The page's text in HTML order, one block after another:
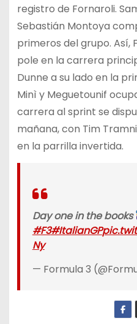
registro de Fornaroli.
Sebastián Montoya
primeros del grupo. Así,
pole en la carrera
Dunne a su lado en la
Minì y Meguetounif
carrera al sprint se
mañana, con Tim
en la parrilla invertida.
Day one in the books
#F3#ItalianGP
Ny
— Formula 3